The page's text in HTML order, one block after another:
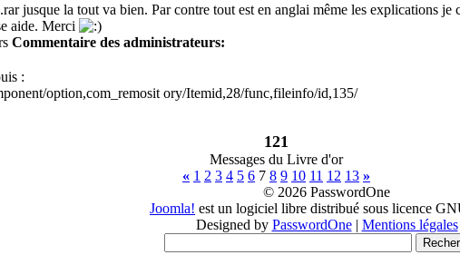
jusque la tout va bien. Par contre tout est en anglai même les explications
aide. Merci
Commentaire des administrateurs:
:
option,com_remosit ory/Itemid,28/func,fileinfo/id,135/
121
Messages du Livre d'or
« 1 2 3 4 5 6 7 8 9 10 11 12 13 »
© 2026 PasswordOne
Joomla! est un logiciel libre distribué sous licence
Designed by PasswordOne| Mentions légales